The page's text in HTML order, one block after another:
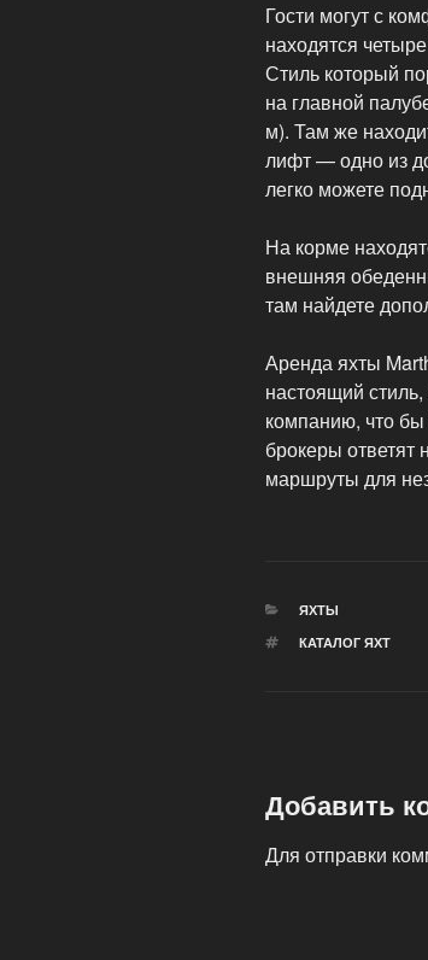
Гости могут с
находятся
Стиль который
на главной
м). Там же
лифт — одно из
легко можете
На корме
внешняя
там найдете
Аренда яхты
настоящий
компанию, что бы
брокеры
маршруты для
РУБРИКИ
ЯХТЫ
МЕТКИ
КАТАЛОГ ЯХТ
Добавить
Для отправки